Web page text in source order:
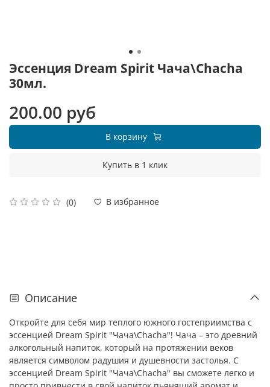
Эссенция Dream Spirit Чача\Chacha
30мл.
(0) В избранное
200.00 руб
В корзину
Купить в 1 клик
Описание
Откройте для себя мир теплого южного гостеприимства с
эссенцией Dream Spirit "Чача\Chacha"! Чача – это древний
алкогольный напиток, который на протяжении веков
является символом радушия и душевности застолья. С
эссенцией Dream Spirit "Чача\Chacha" вы сможете легко и